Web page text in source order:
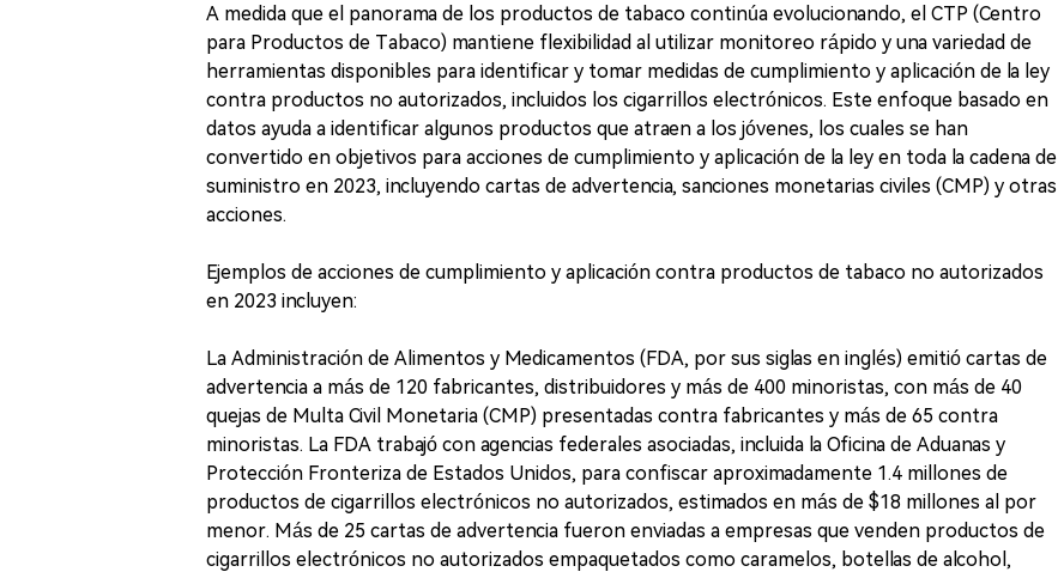
A medida que el panorama de los productos de tabaco continúa evolucionando, el CTP (Centro
para Productos de Tabaco) mantiene flexibilidad al utilizar monitoreo rápido y una variedad de
herramientas disponibles para identificar y tomar medidas de cumplimiento y aplicación de la ley
contra productos no autorizados, incluidos los cigarrillos electrónicos. Este enfoque basado en
datos ayuda a identificar algunos productos que atraen a los jóvenes, los cuales se han
convertido en objetivos para acciones de cumplimiento y aplicación de la ley en toda la cadena de
suministro en 2023, incluyendo cartas de advertencia, sanciones monetarias civiles (CMP) y otras
acciones.
Ejemplos de acciones de cumplimiento y aplicación contra productos de tabaco no autorizados
en 2023 incluyen:
La Administración de Alimentos y Medicamentos (FDA, por sus siglas en inglés) emitió cartas de
advertencia a más de 120 fabricantes, distribuidores y más de 400 minoristas, con más de 40
quejas de Multa Civil Monetaria (CMP) presentadas contra fabricantes y más de 65 contra
minoristas. La FDA trabajó con agencias federales asociadas, incluida la Oficina de Aduanas y
Protección Fronteriza de Estados Unidos, para confiscar aproximadamente 1.4 millones de
productos de cigarrillos electrónicos no autorizados, estimados en más de $18 millones al por
menor. Más de 25 cartas de advertencia fueron enviadas a empresas que venden productos de
cigarrillos electrónicos no autorizados empaquetados como caramelos, botellas de alcohol,